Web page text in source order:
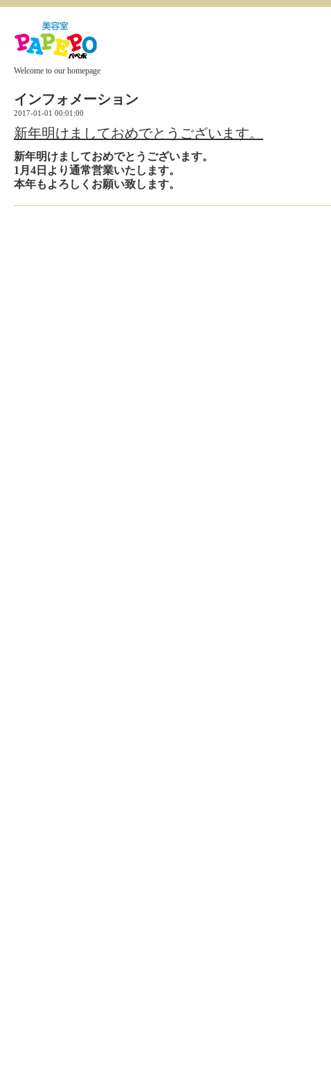
Welcome to our homepage
インフォメーション
2017-01-01 00:01:00
新年明けましておめでとうございます。
新年明けましておめでとうございます。
1月4日より通常営業いたします。
本年もよろしくお願い致します。